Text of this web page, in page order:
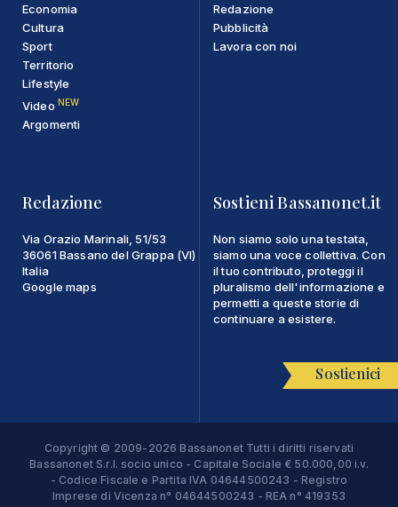
Economia
Cultura
Sport
Territorio
Lifestyle
Video NEW
Argomenti
Redazione
Pubblicità
Lavora con noi
Redazione
Via Orazio Marinali, 51/53
36061 Bassano del Grappa (VI)
Italia
Google maps
Sostieni Bassanonet.it
Non siamo solo una testata,
siamo una voce collettiva. Con
il tuo contributo, proteggi il
pluralismo dell'informazione e
permetti a queste storie di
continuare a esistere.
Sostienici
Copyright © 2009-2026 Bassanonet Tutti i diritti riservati
Bassanonet S.r.l. socio unico - Capitale Sociale € 50.000,00 i.v.
- Codice Fiscale e Partita IVA 04644500243 - Registro
Imprese di Vicenza n° 04644500243 - REA n° 419353